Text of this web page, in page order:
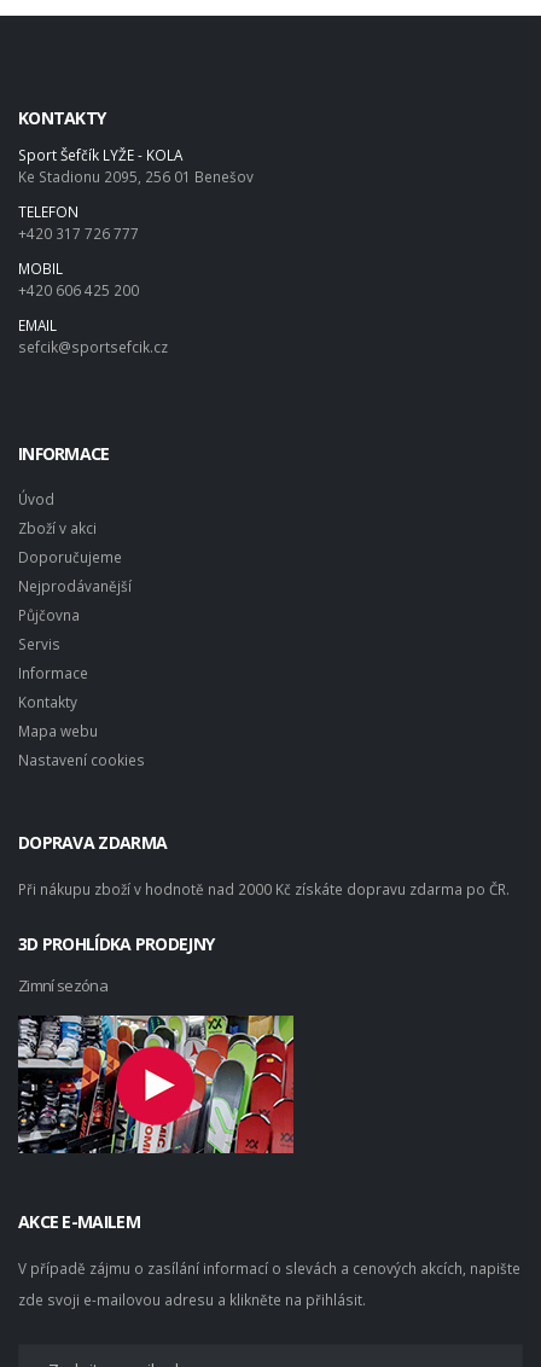
KONTAKTY
Sport Šefčík LYŽE - KOLA
Ke Stadionu 2095, 256 01 Benešov
TELEFON
+420 317 726 777
MOBIL
+420 606 425 200
EMAIL
sefcik@sportsefcik.cz
INFORMACE
Úvod
Zboží v akci
Doporučujeme
Nejprodávanější
Půjčovna
Servis
Informace
Kontakty
Mapa webu
Nastavení cookies
DOPRAVA ZDARMA
Při nákupu zboží v hodnotě nad 2000 Kč získáte dopravu zdarma po ČR.
3D PROHLÍDKA PRODEJNY
Zimní sezóna
AKCE E-MAILEM
V případě zájmu o zasílání informací o slevách a cenových akcích, napište
zde svoji e-mailovou adresu a klikněte na přihlásit.